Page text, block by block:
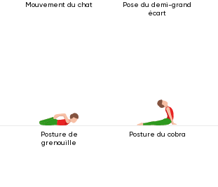
Mouvement du chat
Pose du demi-grand
écart
Posture de
grenouille
Posture du cobra